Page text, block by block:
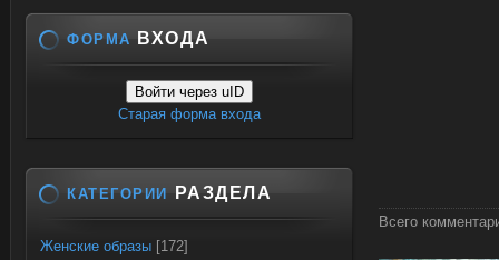
Всего
ФОРМА ВХОДА
Войти через uID
Старая форма входа
КАТЕГОРИИ РАЗДЕЛА
Женские образы [172]